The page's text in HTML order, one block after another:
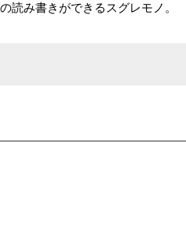
読み書きができるスグレモノ。